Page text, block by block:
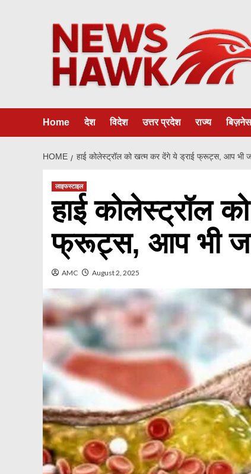
Home देश विदेश उत्तर प्रदेश राज्य बिज़नेस
HOME हाई कोलेस्ट्रॉल को खत्म कर देंगे ये ड्राई फ्रूट्स, आप भी
लाइफस्टाइल
हाई कोलेस्ट्रॉल
फ्रूट्स, आप भी
AMC August 2, 2025